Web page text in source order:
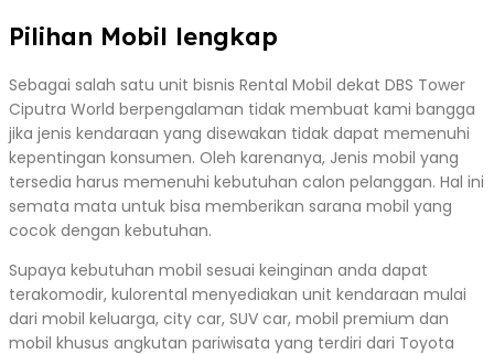
Pilihan Mobil lengkap
Sebagai salah satu unit bisnis Rental Mobil dekat DBS Tower
Ciputra World berpengalaman tidak membuat kami bangga
jika jenis kendaraan yang disewakan tidak dapat memenuhi
kepentingan konsumen. Oleh karenanya, Jenis mobil yang
tersedia harus memenuhi kebutuhan calon pelanggan. Hal ini
semata mata untuk bisa memberikan sarana mobil yang
cocok dengan kebutuhan.
Supaya kebutuhan mobil sesuai keinginan anda dapat
terakomodir, kulorental menyediakan unit kendaraan mulai
dari mobil keluarga, city car, SUV car, mobil premium dan
mobil khusus angkutan pariwisata yang terdiri dari Toyota